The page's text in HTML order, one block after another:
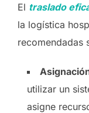
El traslado
la logística
recomendadas
utilizar un
asigne